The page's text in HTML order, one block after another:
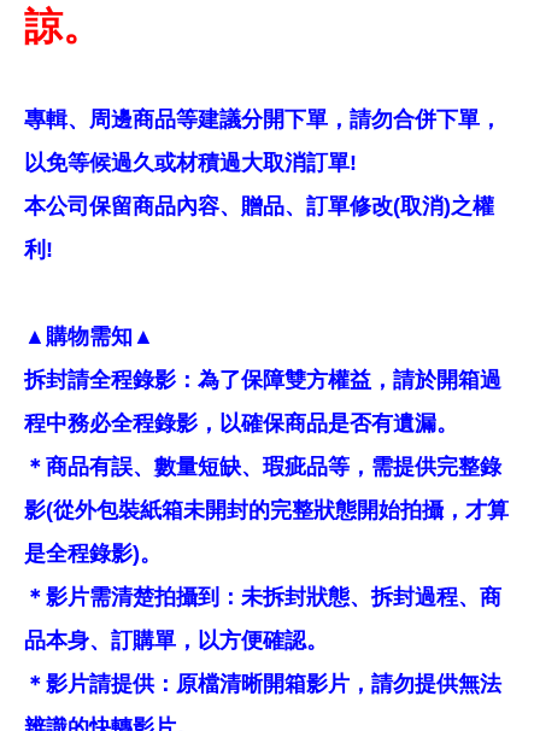
諒。
專輯、周邊商品等建議分開下單，請勿合併下單，
以免等候過久或材積過大取消訂單!
本公司保留商品內容、贈品、訂單修改(取消)之權
利!
▲購物需知▲
拆封請全程錄影：為了保障雙方權益，請於開箱過
程中務必全程錄影，以確保商品是否有遺漏。
＊商品有誤、數量短缺、瑕疵品等，需提供完整錄
影(從外包裝紙箱未開封的完整狀態開始拍攝，才算
是全程錄影)。
＊影片需清楚拍攝到：未拆封狀態、拆封過程、商
品本身、訂購單，以方便確認。
＊影片請提供：原檔清晰開箱影片，請勿提供無法